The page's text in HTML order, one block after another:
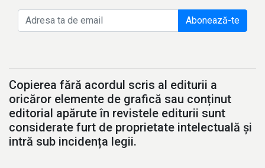
Abonează-te
Copierea fără acordul scris al editurii a
oricăror elemente de grafică sau conținut
editorial apărute în revistele editurii sunt
considerate furt de proprietate intelectuală și
intră sub incidența legii.